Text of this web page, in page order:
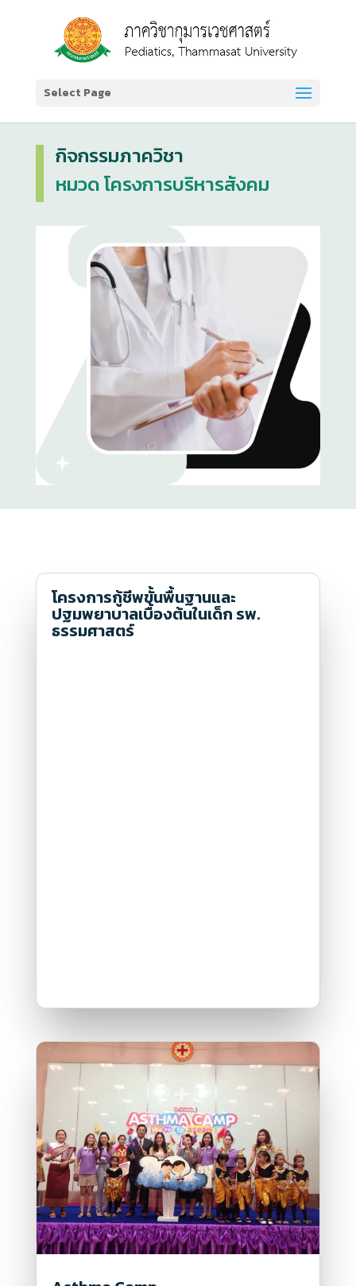
Select Page
กิจกรรมภาควิชา
หมวด โครงการบริหารสังคม
โครงการกู้ชีพขั้นพื้นฐานและ
ปฐมพยาบาลเบื้องต้นในเด็ก รพ.
ธรรมศาสตร์